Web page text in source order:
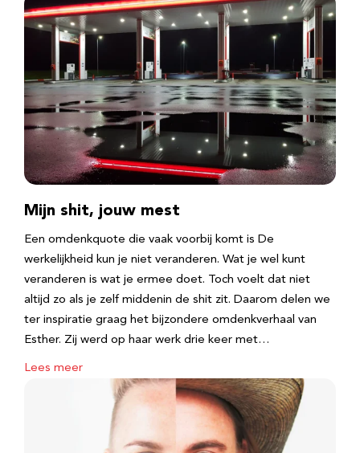
Mijn shit, jouw mest
Een omdenkquote die vaak voorbij komt is De
werkelijkheid kun je niet veranderen. Wat je wel kunt
veranderen is wat je ermee doet. Toch voelt dat niet
altijd zo als je zelf middenin de shit zit. Daarom delen we
ter inspiratie graag het bijzondere omdenkverhaal van
Esther. Zij werd op haar werk drie keer met…
Lees meer